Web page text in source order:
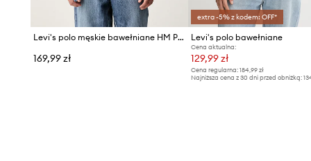
Levi's polo męskie bawełniane HM POLO COSTCO
169,99 zł
extra -5% z kodem: OFF*
Levi's polo bawełniane
Cena aktualna:
129,99 zł
Cena regularna:184,99 zł
Najniższa cena z 30 dni przed obniżką: